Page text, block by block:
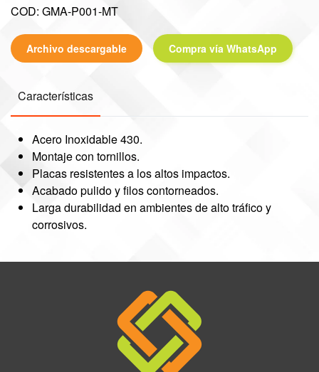
COD: GMA-P001-MT
Archivo descargable Compra vía WhatsApp
Características
Acero Inoxidable 430.
Montaje con tornillos.
Placas resistentes a los altos impactos.
Acabado pulido y filos contorneados.
Larga durabilidad en ambientes de alto tráfico y
corrosivos.